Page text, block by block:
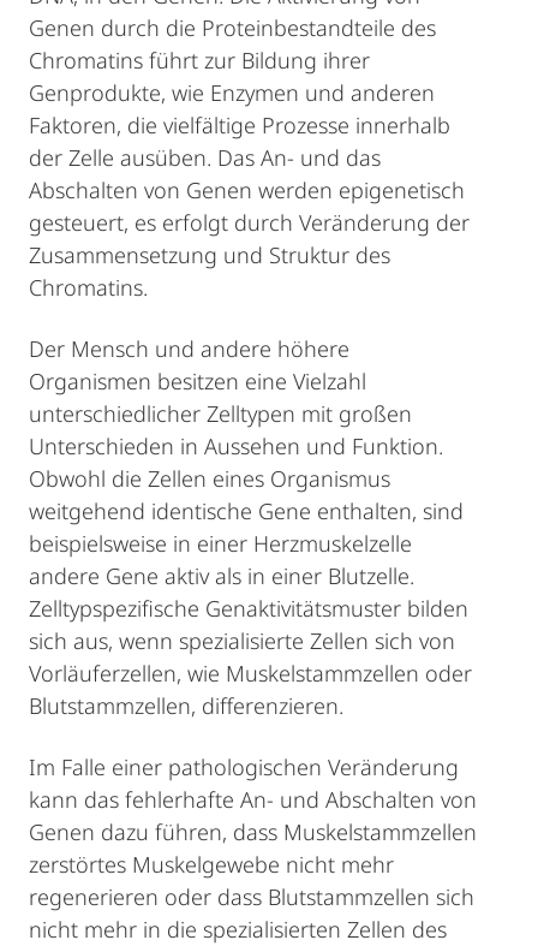
Genen durch die Proteinbestandteile des
Chromatins führt zur Bildung ihrer
Genprodukte, wie Enzymen und anderen
Faktoren, die vielfältige Prozesse innerhalb
der Zelle ausüben. Das An- und das
Abschalten von Genen werden epigenetisch
gesteuert, es erfolgt durch Veränderung der
Zusammensetzung und Struktur des
Chromatins.
Der Mensch und andere höhere
Organismen besitzen eine Vielzahl
unterschiedlicher Zelltypen mit großen
Unterschieden in Aussehen und Funktion.
Obwohl die Zellen eines Organismus
weitgehend identische Gene enthalten, sind
beispielsweise in einer Herzmuskelzelle
andere Gene aktiv als in einer Blutzelle.
Zelltypspezifische Genaktivitätsmuster bilden
sich aus, wenn spezialisierte Zellen sich von
Vorläuferzellen, wie Muskelstammzellen oder
Blutstammzellen, differenzieren.
Im Falle einer pathologischen Veränderung
kann das fehlerhafte An- und Abschalten von
Genen dazu führen, dass Muskelstammzellen
zerstörtes Muskelgewebe nicht mehr
regenerieren oder dass Blutstammzellen sich
nicht mehr in die spezialisierten Zellen des